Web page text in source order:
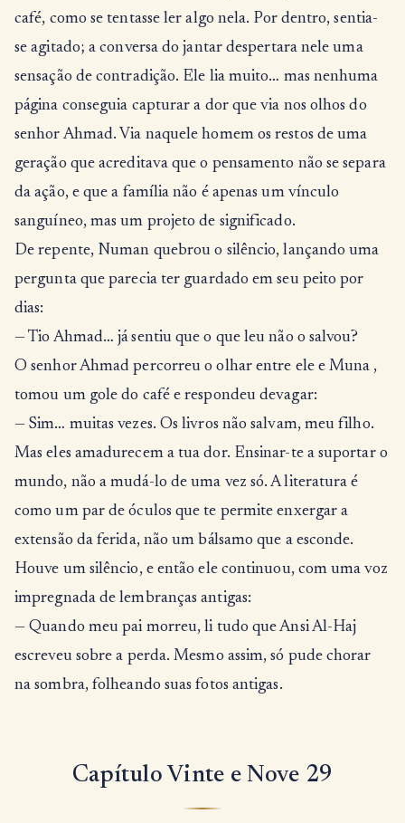
café, como se tentasse ler algo nela. Por dentro, sentia-
se agitado; a conversa do jantar despertara nele uma
sensação de contradição. Ele lia muito… mas nenhuma
página conseguia capturar a dor que via nos olhos do
senhor Ahmad. Via naquele homem os restos de uma
geração que acreditava que o pensamento não se separa
da ação, e que a família não é apenas um vínculo
sanguíneo, mas um projeto de significado.
De repente, Numan quebrou o silêncio, lançando uma
pergunta que parecia ter guardado em seu peito por
dias:
— Tio Ahmad… já sentiu que o que leu não o salvou?
O senhor Ahmad percorreu o olhar entre ele e Muna ,
tomou um gole do café e respondeu devagar:
— Sim… muitas vezes. Os livros não salvam, meu filho.
Mas eles amadurecem a tua dor. Ensinar-te a suportar o
mundo, não a mudá-lo de uma vez só. A literatura é
como um par de óculos que te permite enxergar a
extensão da ferida, não um bálsamo que a esconde.
Houve um silêncio, e então ele continuou, com uma voz
impregnada de lembranças antigas:
— Quando meu pai morreu, li tudo que Ansi Al-Haj
escreveu sobre a perda. Mesmo assim, só pude chorar
na sombra, folheando suas fotos antigas.
Capítulo Vinte e Nove 29